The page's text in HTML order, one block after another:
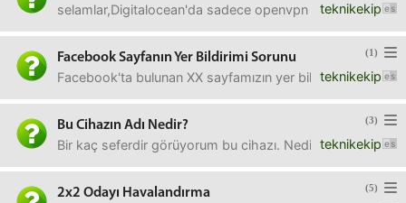
teknikekip
selamlar,Digitalocean'da sadece openvpn yüklü bir
(1)
Facebook Sayfanın Yer Bildirimi Sorunu
teknikekip
Facebook'ta bulunan XX sayfamızın yer bildirimleri daha
(3)
Bu Cihazın Adı Nedir?
teknikekip
Bir kaç seferdir görüyorum bu cihazı. Nedir bilen link
(5)
2x2 Odayı Havalandırma